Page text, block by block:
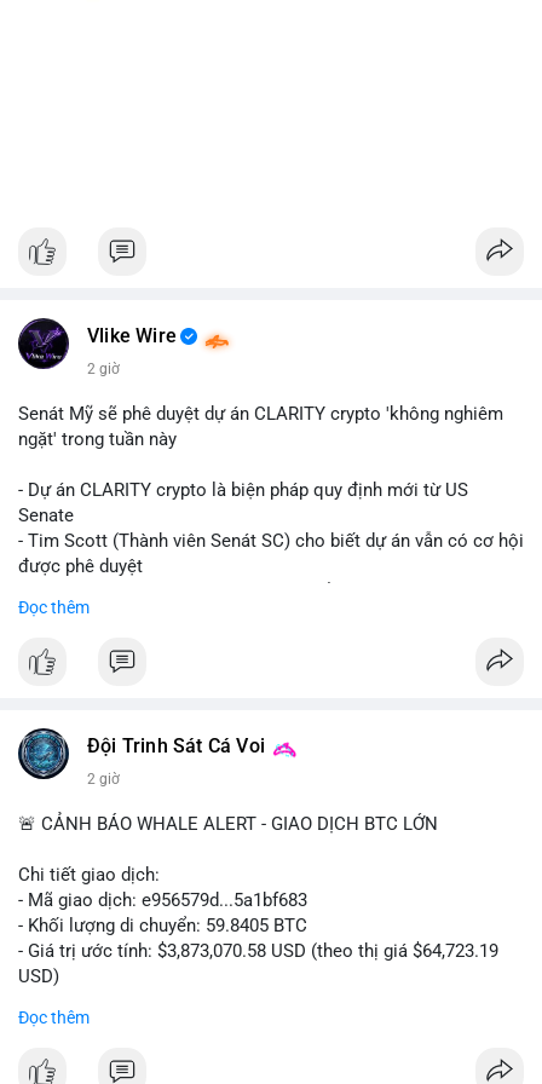
Vlike Wire
2 giờ
Senát Mỹ sẽ phê duyệt dự án CLARITY crypto 'không nghiêm
ngặt' trong tuần này
- Dự án CLARITY crypto là biện pháp quy định mới từ US
Senate
- Tim Scott (Thành viên Senát SC) cho biết dự án vẫn có cơ hội
được phê duyệt
trình
#vlikevn #titanbot
Đọc thêm
Đội Trinh Sát Cá Voi
2 giờ
🚨 CẢNH BÁO WHALE ALERT - GIAO DỊCH BTC LỚN
Chi tiết giao dịch:
- Mã giao dịch: e956579d...5a1bf683
- Khối lượng di chuyển: 59.8405 BTC
- Giá trị ước tính: $3,873,070.58 USD (theo thị giá $64,723.19
USD)
kích hoạt di chuyển trong mempool. Với quy mô này, khả năng
Đọc thêm